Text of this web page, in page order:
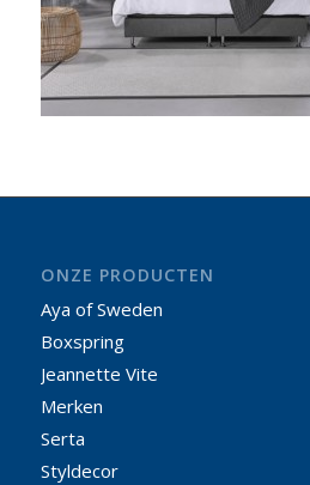
ONZE PRODUCTEN
Aya of Sweden
Boxspring
Jeannette Vite
Merken
Serta
Styldecor